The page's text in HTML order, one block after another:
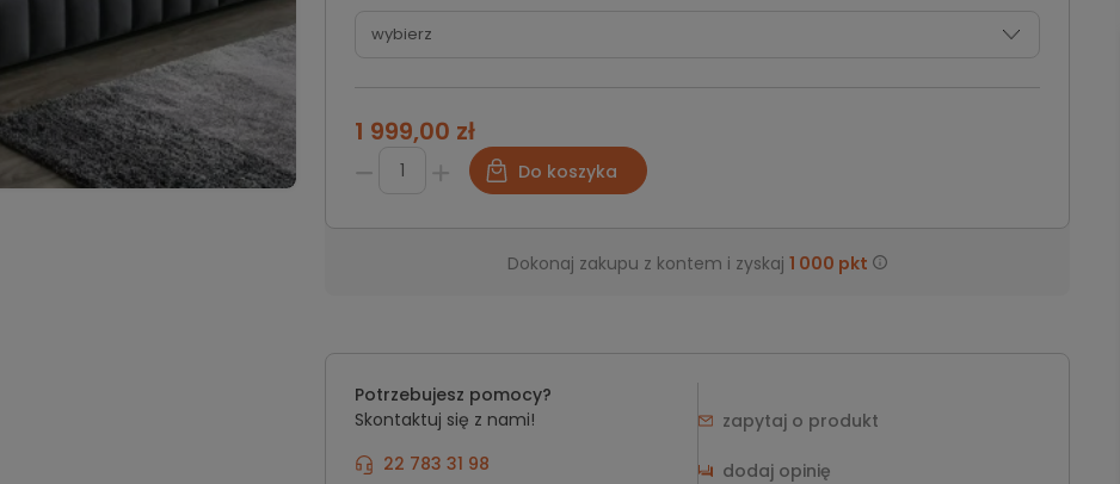
1 999,00 zł
Do koszyka
Dokonaj zakupu z kontem i zyskaj1 000 pkt
Potrzebujesz pomocy?
Skontaktuj się z nami!
22 783 31 98
zapytaj o produkt
dodaj opinię